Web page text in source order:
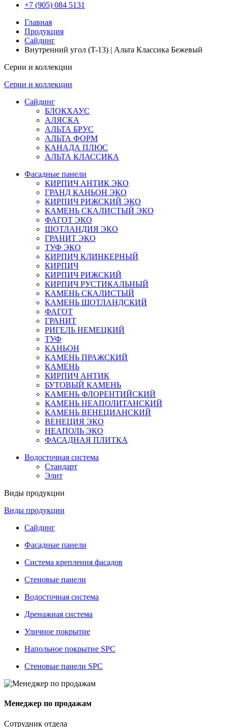
+7 (905) 084 5131
Главная
Продукция
Сайдинг
Внутренний угол (T-13) | Альта Классика Бежевый
Серии и коллекции
Серии и коллекции
Сайдинг
БЛОКХАУС
АЛЯСКА
АЛЬТА БРУС
АЛЬТА ФОРМ
КАНАДА ПЛЮС
АЛЬТА КЛАССИКА
Фасадные панели
КИРПИЧ АНТИК ЭКО
ГРАНД КАНЬОН ЭКО
КИРПИЧ РИЖСКИЙ ЭКО
КАМЕНЬ СКАЛИСТЫЙ ЭКО
ФАГОТ ЭКО
ШОТЛАНДИЯ ЭКО
ГРАНИТ ЭКО
ТУФ ЭКО
КИРПИЧ КЛИНКЕРНЫЙ
КИРПИЧ
КИРПИЧ РИЖСКИЙ
КИРПИЧ РУСТИКАЛЬНЫЙ
КАМЕНЬ СКАЛИСТЫЙ
КАМЕНЬ ШОТЛАНДСКИЙ
ФАГОТ
ГРАНИТ
РИГЕЛЬ НЕМЕЦКИЙ
ТУФ
КАНЬОН
КАМЕНЬ ПРАЖСКИЙ
КАМЕНЬ
КИРПИЧ АНТИК
БУТОВЫЙ КАМЕНЬ
КАМЕНЬ ФЛОРЕНТИЙСКИЙ
КАМЕНЬ НЕАПОЛИТАНСКИЙ
КАМЕНЬ ВЕНЕЦИАНСКИЙ
ВЕНЕЦИЯ ЭКО
НЕАПОЛЬ ЭКО
ФАСАДНАЯ ПЛИТКА
Водосточная система
Стандарт
Элит
Виды продукции
Виды продукции
Сайдинг
Фасадные панели
Система крепления фасадов
Стеновые панели
Водосточная система
Дренажная система
Уличное покрытие
Напольное покрытие SPC
Стеновые панели SPC
Менеджер по продажам
Сотрудник отдела